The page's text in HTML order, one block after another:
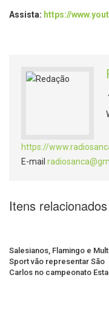
Assista: https://
https://
E-mail
Itens
Salesianos, Flamingo e
Sport vão representar São
Carlos no campeonato